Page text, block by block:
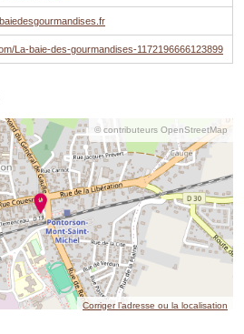
La-baie-des-gourmandises-1172196666123899
© contributeurs OpenStreetMap
Corriger l’adresse ou la localisation